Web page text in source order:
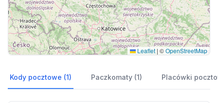
Leaflet | ©OpenStreetMap
Kody pocztowe (1) Paczkomaty (1) Placówki